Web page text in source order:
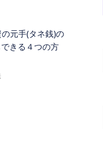
の元手(タネ銭)の
きる４つの方